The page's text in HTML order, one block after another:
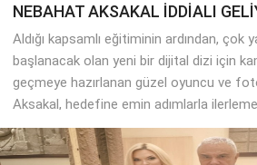
NEBAHAT AKSAKAL İDDİALI
Aldığı kapsamlı eğitiminin ardından, çok
başlanacak olan yeni bir dijital dizi için
geçmeye hazırlanan güzel oyuncu ve
Aksakal, hedefine emin adımlarla